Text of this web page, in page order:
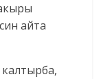
айта
калтырба,